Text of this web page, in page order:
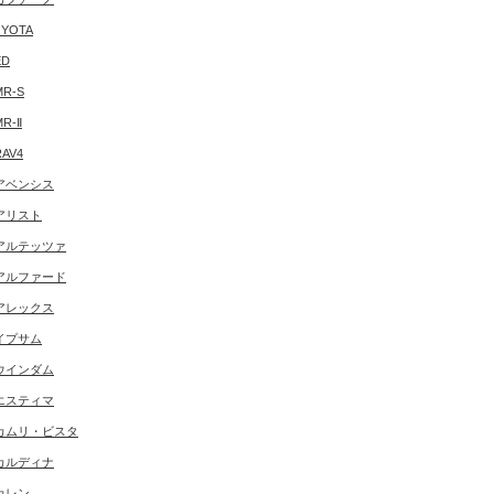
S
Ⅱ
ベンシス
リスト
ルテッツァ
ルファード
レックス
プサム
インダム
スティマ
ムリ・ビスタ
ルディナ